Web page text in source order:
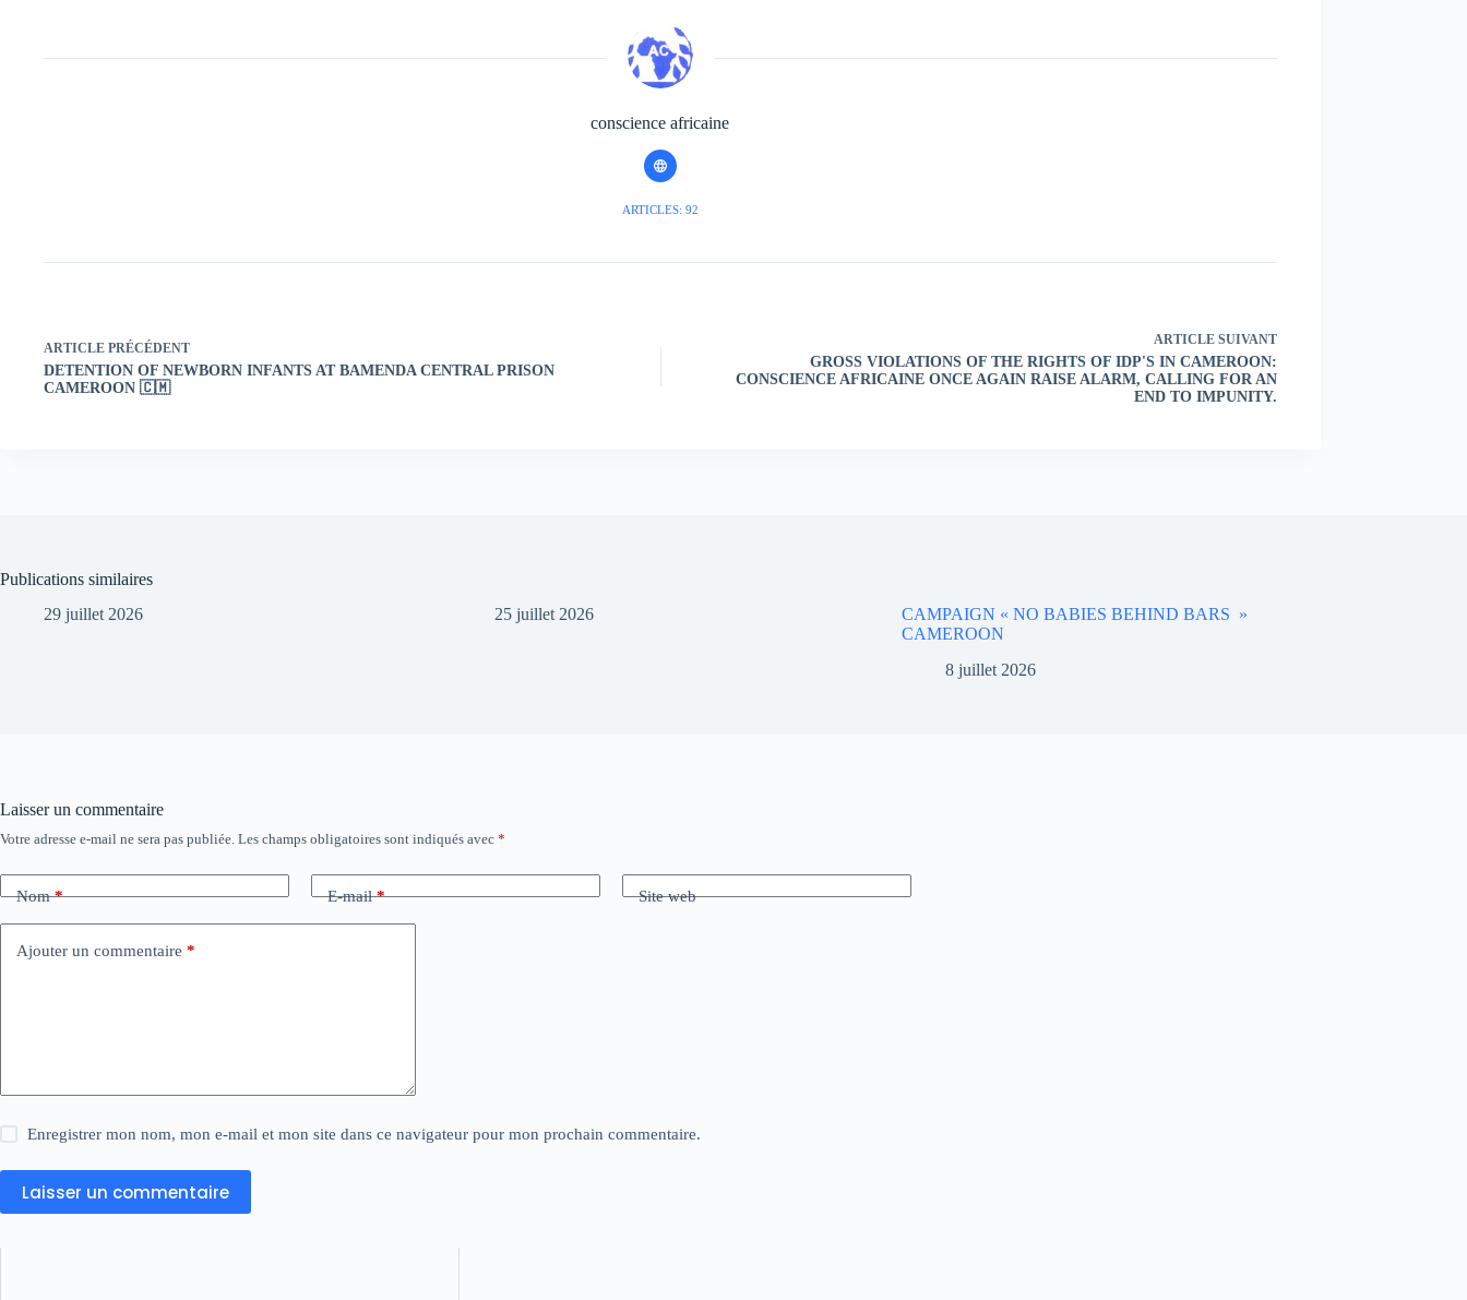
conscience africaine
ARTICLES: 92
ARTICLE PRÉCÉDENT
DETENTION OF NEWBORN INFANTS AT BAMENDA CENTRAL PRISON
CAMEROON 🇨🇲
ARTICLESUIVANT
GROSS VIOLATIONS OF THE RIGHTS OF IDP'S IN CAMEROON:
CONSCIENCE AFRICAINE ONCE AGAIN RAISE ALARM, CALLING FOR AN
END TO IMPUNITY.
Publications similaires
29 juillet 2026
25 juillet 2026
CAMPAIGN « NO BABIES BEHIND BARS »
CAMEROON
8 juillet 2026
Laisser un commentaire
Votre adresse e-mail ne sera pas publiée. Les champs obligatoires sont indiqués avec *
Nom* E-mail* Site web
Ajouter un commentaire *
Enregistrer mon nom, mon e-mail et mon site dans ce navigateur pour mon prochain commentaire.
Laisser un commentaire